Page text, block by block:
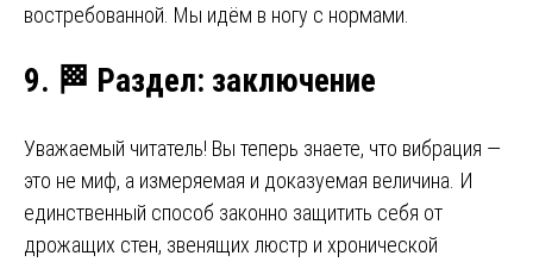
востребованной. Мы идём в ногу с нормами.
9. 🏁 Раздел: заключение
Уважаемый читатель! Вы теперь знаете, что вибрация —
это не миф, а измеряемая и доказуемая величина. И
единственный способ законно защитить себя от
дрожащих стен, звенящих люстр и хронической